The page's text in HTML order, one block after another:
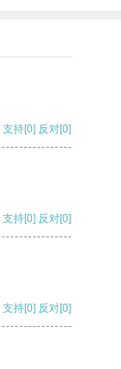
支持[0] 反对[0]
支持[0] 反对[0]
支持[0] 反对[0]